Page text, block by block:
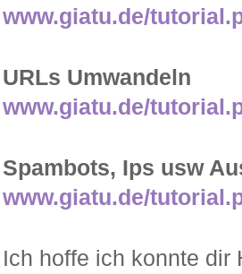
www.giatu.de/
URLs Umwandeln
www.giatu.de/
Spambots, Ips usw
www.giatu.de/
Ich hoffe ich konnte dir